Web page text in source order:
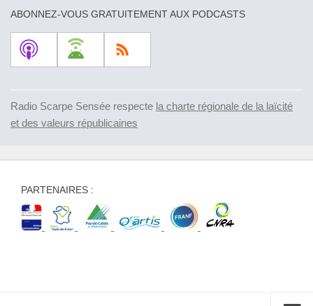
ABONNEZ-VOUS GRATUITEMENT AUX PODCASTS
Radio Scarpe Sensée respecte la charte régionale de la laïcité
et des valeurs républicaines
PARTENAIRES :